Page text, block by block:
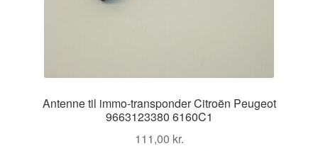
Antenne til immo-transponder Citroën Peugeot
9663123380 6160C1
111,00 kr.